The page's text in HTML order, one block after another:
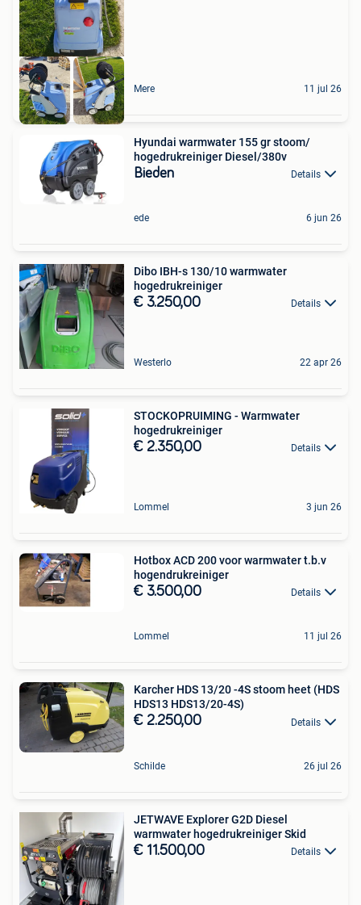
Mere 11 jul 26
Hyundai warmwater 155 gr stoom/
hogedrukreiniger Diesel/380v
Bieden Details
ede 6 jun 26
Dibo IBH-s 130/10 warmwater
hogedrukreiniger
€ 3.250,00 Details
Westerlo 22 apr 26
STOCKOPRUIMING - Warmwater
hogedrukreiniger
€ 2.350,00 Details
Lommel 3 jun 26
Hotbox ACD 200 voor warmwater t.b.v
hogendrukreiniger
€ 3.500,00 Details
Lommel 11 jul 26
Karcher HDS 13/20 -4S stoom heet (HDS
HDS13 HDS13/20-4S)
€ 2.250,00 Details
Schilde 26 jul 26
JETWAVE Explorer G2D Diesel
warmwater hogedrukreiniger Skid
€ 11.500,00 Details